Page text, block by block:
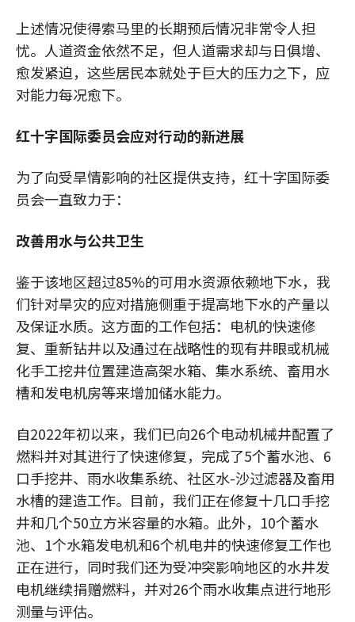
上述情况使得索马里的长期预后情况非常令人担
忧。人道资金依然不足，但人道需求却与日俱增、
愈发紧迫，这些居民本就处于巨大的压力之下，应
对能力每况愈下。
红十字国际委员会应对行动的新进展
为了向受旱情影响的社区提供支持，红十字国际委
员会一直致力于：
改善用水与公共卫生
鉴于该地区超过85%的可用水资源依赖地下水，我
们针对旱灾的应对措施侧重于提高地下水的产量以
及保证水质。这方面的工作包括：电机的快速修
复、重新钻井以及通过在战略性的现有井眼或机械
化手工挖井位置建造高架水箱、集水系统、畜用水
槽和发电机房等来增加储水能力。
自2022年初以来，我们已向26个电动机械井配置了
燃料并对其进行了快速修复，完成了5个蓄水池、6
口手挖井、雨水收集系统、社区水-沙过滤器及畜用
水槽的建造工作。目前，我们正在修复十几口手挖
井和几个50立方米容量的水箱。此外，10个蓄水
池、1个水箱发电机和6个机电井的快速修复工作也
正在进行，同时我们还为受冲突影响地区的水井发
电机继续捐赠燃料，并对26个雨水收集点进行地形
测量与评估。